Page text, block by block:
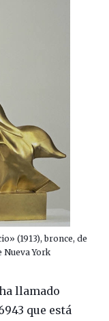
(1913), bronce, de
Nueva York
llamado
que está